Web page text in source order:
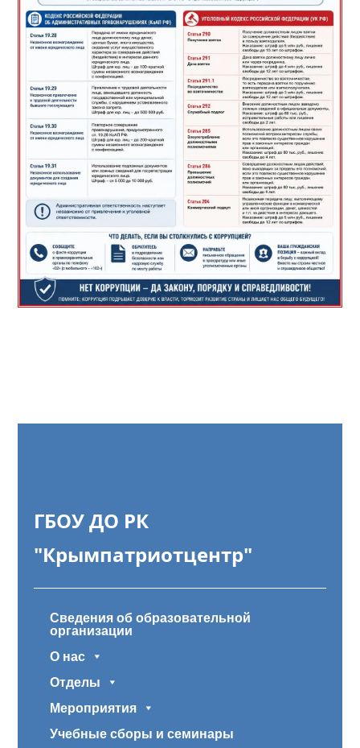
ГБОУ ДО РК
"Крымпатриотцентр"
Сведения об образовательной
организации
О нас
Отделы
Мероприятия
Учебные сборы и семинары